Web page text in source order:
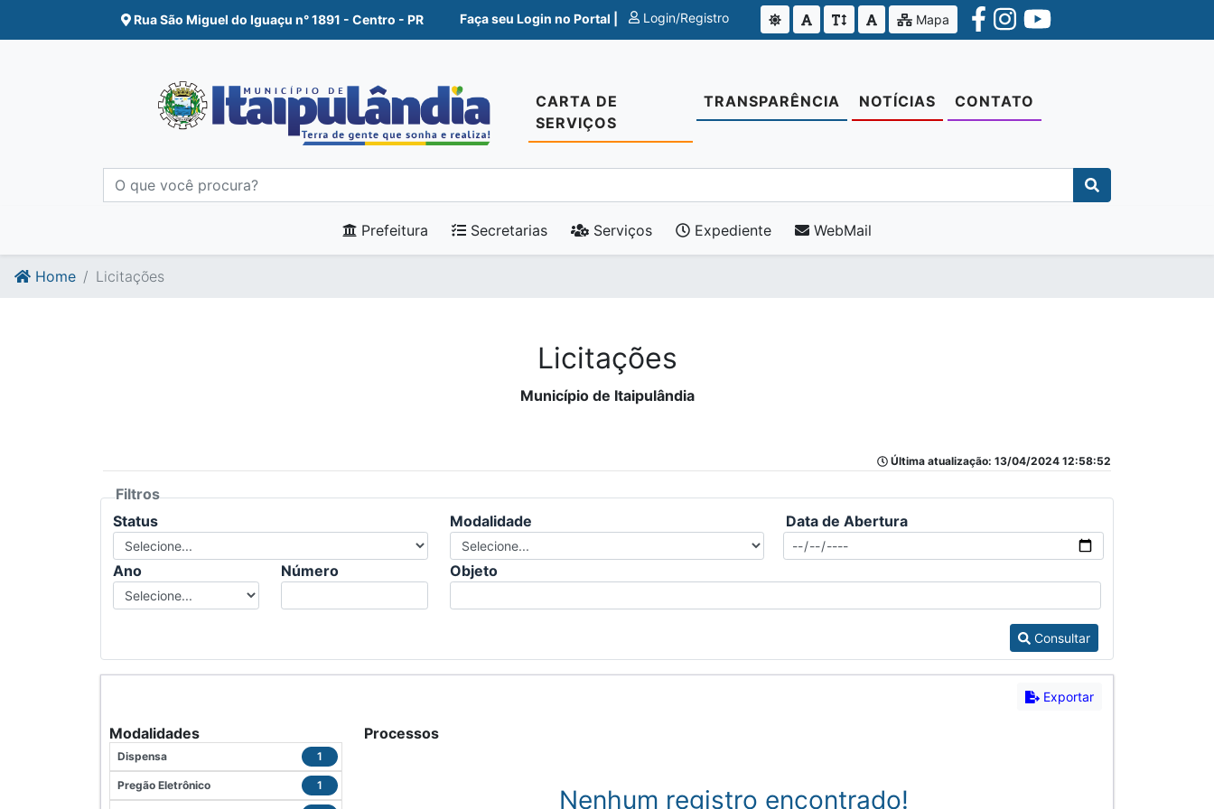
Ir para o conte�do
Ir para o fim do conte�do
Rua São Miguel do Iguaçu n° 1891 - Centro - PR Faça seu Login no Portal | Login/Registro Mapa
CARTA DE
SERVIÇOS
TRANSPARÊNCIA NOTÍCIAS CONTATO
Prefeitura Secretarias Serviços Expediente WebMail
Home Licitações
Licitações
Município de Itaipulândia
Última atualização: 13/04/2024 12:58:52
Filtros
Status
Modalidade Data de Abertura
Ano Número Objeto
Consultar
Exportar
Modalidades
Dispensa 1
Pregão Eletrônico 1
Processos
Nenhum registro encontrado!